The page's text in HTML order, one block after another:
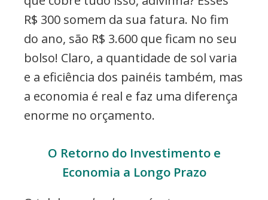
R$ 300 somem da sua fatura. No fim
do ano, são R$ 3.600 que ficam no seu
bolso! Claro, a quantidade de sol varia
e a eficiência dos painéis também, mas
a economia é real e faz uma diferença
enorme no orçamento.
O Retorno do Investimento e
Economia a Longo Prazo